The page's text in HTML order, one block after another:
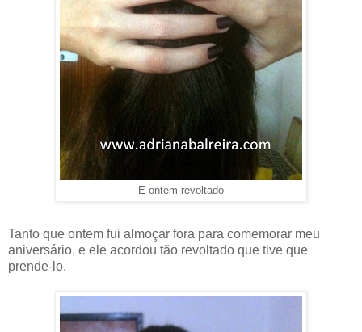
E ontem revoltado
Tanto que ontem fui almoçar fora para comemorar meu
aniversário, e ele acordou tão revoltado que tive que
prende-lo.